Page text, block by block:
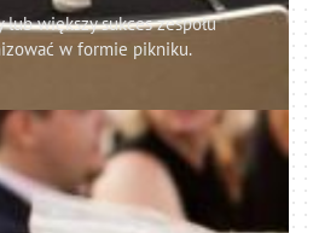
większy sukces zespołu
w formie pikniku.